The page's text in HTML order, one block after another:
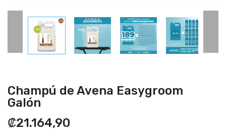
Champú de Avena Easygroom
Galón
₡21.164,90